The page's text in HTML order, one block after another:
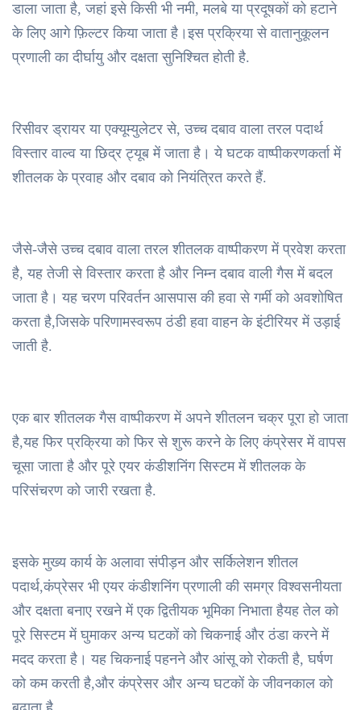
डाला जाता है, जहां इसे किसी भी नमी, मलबे या प्रदूषकों को हटाने
के लिए आगे फ़िल्टर किया जाता है।इस प्रक्रिया से वातानुकूलन
प्रणाली का दीर्घायु और दक्षता सुनिश्चित होती है.
रिसीवर ड्रायर या एक्यूम्युलेटर से, उच्च दबाव वाला तरल पदार्थ
विस्तार वाल्व या छिद्र ट्यूब में जाता है। ये घटक वाष्पीकरणकर्ता में
शीतलक के प्रवाह और दबाव को नियंत्रित करते हैं.
जैसे-जैसे उच्च दबाव वाला तरल शीतलक वाष्पीकरण में प्रवेश करता
है, यह तेजी से विस्तार करता है और निम्न दबाव वाली गैस में बदल
जाता है। यह चरण परिवर्तन आसपास की हवा से गर्मी को अवशोषित
करता है,जिसके परिणामस्वरूप ठंडी हवा वाहन के इंटीरियर में उड़ाई
जाती है.
एक बार शीतलक गैस वाष्पीकरण में अपने शीतलन चक्र पूरा हो जाता
है,यह फिर प्रक्रिया को फिर से शुरू करने के लिए कंप्रेसर में वापस
चूसा जाता है और पूरे एयर कंडीशनिंग सिस्टम में शीतलक के
परिसंचरण को जारी रखता है.
इसके मुख्य कार्य के अलावा संपीड़न और सर्किलेशन शीतल
पदार्थ,कंप्रेसर भी एयर कंडीशनिंग प्रणाली की समग्र विश्वसनीयता
और दक्षता बनाए रखने में एक द्वितीयक भूमिका निभाता हैयह तेल को
पूरे सिस्टम में घुमाकर अन्य घटकों को चिकनाई और ठंडा करने में
मदद करता है। यह चिकनाई पहनने और आंसू को रोकती है, घर्षण
को कम करती है,और कंप्रेसर और अन्य घटकों के जीवनकाल को